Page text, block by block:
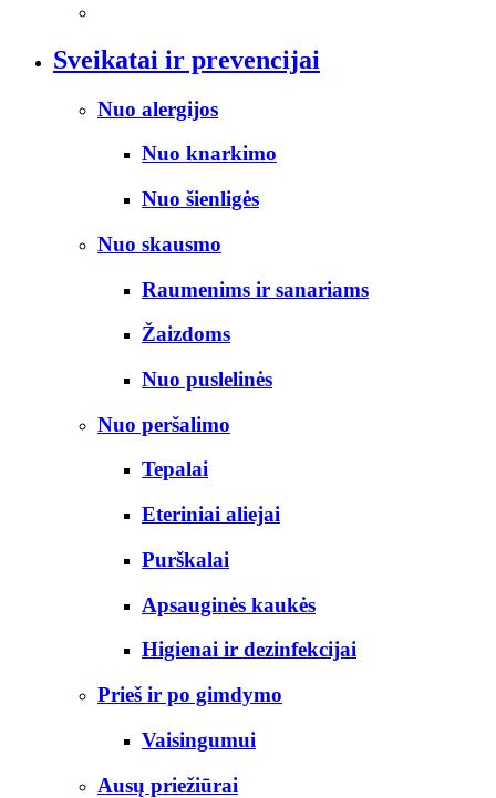
Sveikatai ir prevencijai
Nuo alergijos
Nuo knarkimo
Nuo šienligės
Nuo skausmo
Raumenims ir sanariams
Žaizdoms
Nuo puslelinės
Nuo peršalimo
Tepalai
Eteriniai aliejai
Purškalai
Apsauginės kaukės
Higienai ir dezinfekcijai
Prieš ir po gimdymo
Vaisingumui
Ausų priežiūrai